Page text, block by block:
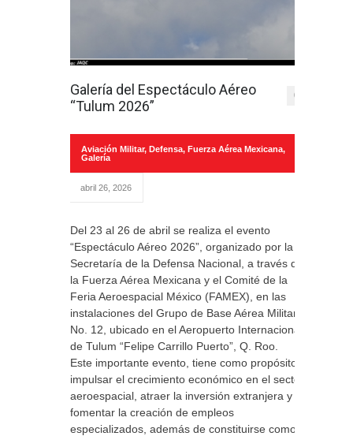
Galería del Espectáculo Aéreo
“Tulum 2026”
0
Aviación Militar, Defensa, Fuerza Aérea Mexicana,
Galería
abril 26, 2026
Del 23 al 26 de abril se realiza el evento
“Espectáculo Aéreo 2026”, organizado por la
Secretaría de la Defensa Nacional, a través de
la Fuerza Aérea Mexicana y el Comité de la
Feria Aeroespacial México (FAMEX), en las
instalaciones del Grupo de Base Aérea Militar
No. 12, ubicado en el Aeropuerto Internacional
de Tulum “Felipe Carrillo Puerto”, Q. Roo.
Este importante evento, tiene como propósito
impulsar el crecimiento económico en el sector
aeroespacial, atraer la inversión extranjera y
fomentar la creación de empleos
especializados, además de constituirse como